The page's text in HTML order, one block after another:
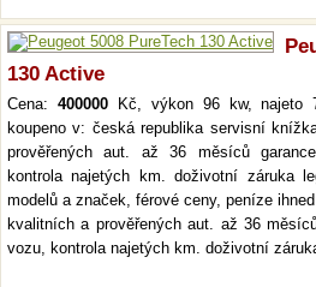
130 Active
Cena: 400000Kč, výkon 96 kw, najeto
koupeno v: česká republika servisní
prověřených aut. až 36 měsíců
kontrola najetých km. doživotní záruka
modelů a značek, férové ceny, peníze
kvalitních a prověřených aut. až 36
vozu, kontrola najetých km. doživotní